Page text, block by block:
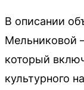
В описании
Мельниковой
который
культурного